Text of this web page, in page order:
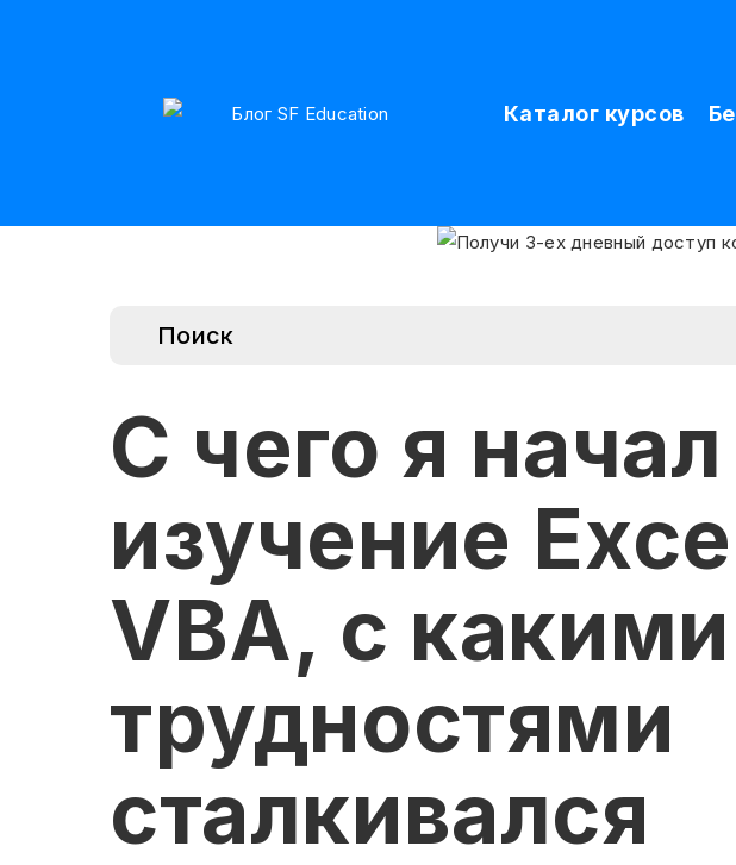
Каталог курсов
С чего я начал
изучение
VBA, с какими
трудностями
сталкивался